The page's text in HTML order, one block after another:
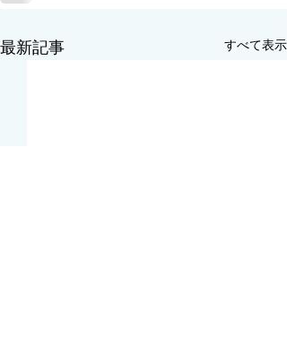
最新記事 すべて表示